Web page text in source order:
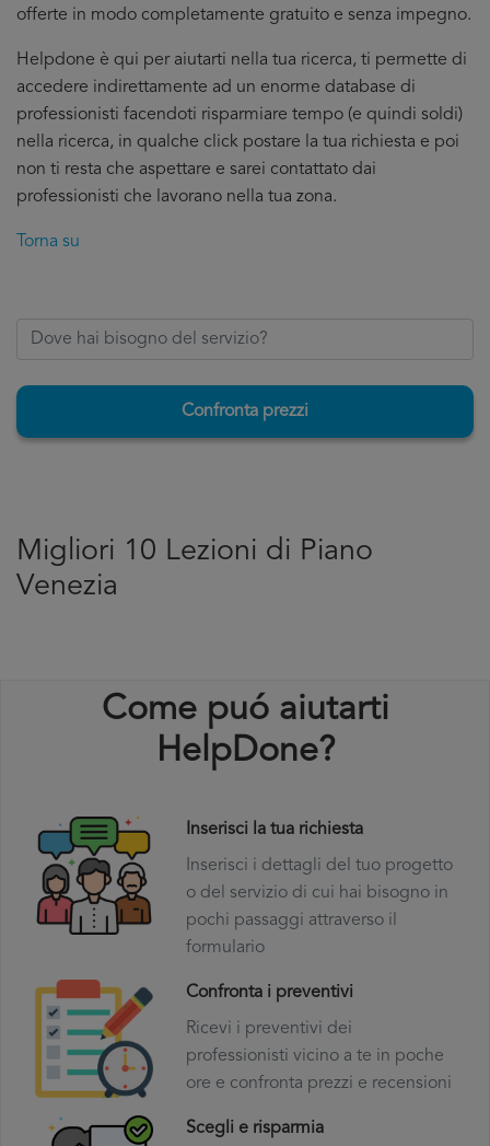
offerte in modo completamente gratuito e senza impegno.
Helpdone è qui per aiutarti nella tua ricerca, ti permette di
accedere indirettamente ad un enorme database di
professionisti facendoti risparmiare tempo (e quindi soldi)
nella ricerca, in qualche click postare la tua richiesta e poi
non ti resta che aspettare e sarei contattato dai
professionisti che lavorano nella tua zona.
Torna su
Confronta prezzi
Migliori 10 Lezioni di Piano
Venezia
Come puó aiutarti
HelpDone?
Inserisci la tua richiesta
Inserisci i dettagli del tuo progetto
o del servizio di cui hai bisogno in
pochi passaggi attraverso il
formulario
Confronta i preventivi
Ricevi i preventivi dei
professionisti vicino a te in poche
ore e confronta prezzi e recensioni
Scegli e risparmia